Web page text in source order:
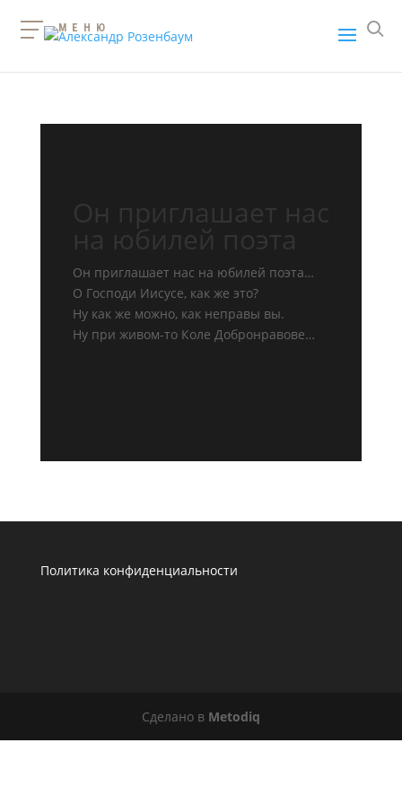
Он приглашает нас
на юбилей поэта
Он приглашает нас на юбилей поэта…
О Господи Иисусе, как же это?
Ну как же можно, как неправы вы.
Ну при живом-то Коле Добронравове…
Политика конфиденциальности
Сделано в Metodiq
МЕНЮ